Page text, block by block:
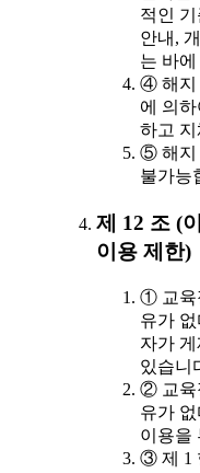
적인
안내,
는 바
④ 해지
에 의
하고
⑤ 해지
불가능
제 12 조 (
이용 제한)
① 교육
유가
자가
있습니
② 교육
유가
이용을
③ 제 1